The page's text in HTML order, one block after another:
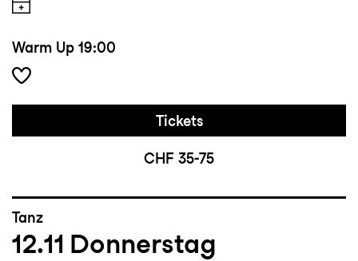
Warm Up 19:00
Tickets
CHF 35-75
Tanz
12.11 Donnerstag